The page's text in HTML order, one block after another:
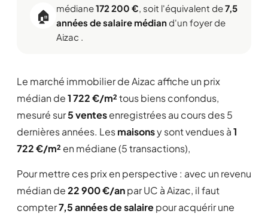
🏠
médiane172 200 €, soit l'équivalent de7,5
années de salaire médiand'un foyer de
Aizac .
Le marché immobilier de Aizac affiche un prix
médian de1 722 €/m²tous biens confondus,
mesuré sur5 ventesenregistrées au cours des 5
dernières années. Lesmaisonsy sont vendues à1
722 €/m² en médiane (5 transactions),
Pour mettre ces prix en perspective : avec un revenu
médian de22 900 €/anpar UC à Aizac, il faut
compter7,5 années de salairepour acquérir une